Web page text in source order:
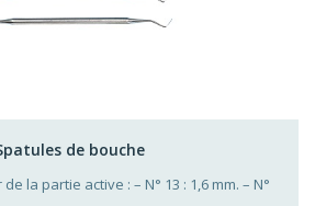
de bouche
la partie active : – N° 13 : 1,6 mm. – N°